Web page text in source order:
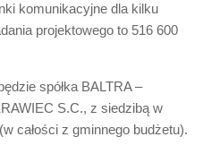
komunikacyjne dla kilku
projektowego to 516 600
spółka BALTRA –
S.C., z siedzibą w
całości z gminnego budżetu).